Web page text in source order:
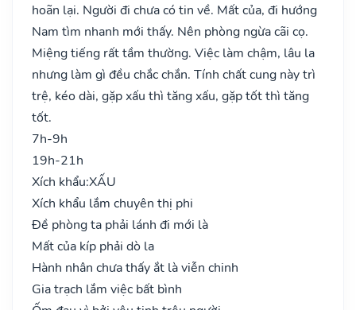
hoãn lại. Người đi chưa có tin về. Mất của, đi hướng
Nam tìm nhanh mới thấy. Nên phòng ngừa cãi cọ.
Miệng tiếng rất tầm thường. Việc làm chậm, lâu la
nhưng làm gì đều chắc chắn. Tính chất cung này trì
trệ, kéo dài, gặp xấu thì tăng xấu, gặp tốt thì tăng
tốt.
7h-9h
19h-21h
Xích khẩu:XẤU
Xích khẩu lắm chuyên thị phi
Đề phòng ta phải lánh đi mới là
Mất của kíp phải dò la
Hành nhân chưa thấy ắt là viễn chinh
Gia trạch lắm việc bất bình